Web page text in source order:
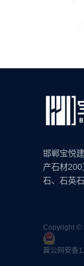
邯郸宝悦
产石材
石、石英
Copyright ©
冀公网安备